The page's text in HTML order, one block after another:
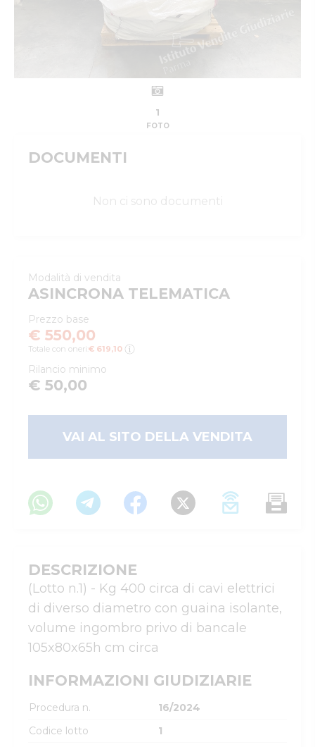
1
FOTO
DOCUMENTI
Non ci sono documenti
Modalità di vendita
ASINCRONA TELEMATICA
Prezzo base
€ 550,00
Totale con oneri: € 619,10
Rilancio minimo
€ 50,00
VAI AL SITO DELLA VENDITA
DESCRIZIONE
(Lotto n.1) - Kg 400 circa di cavi elettrici
di diverso diametro con guaina isolante,
volume ingombro privo di bancale
105x80x65h cm circa
INFORMAZIONI GIUDIZIARIE
Procedura n.
16/2024
Codice lotto
1